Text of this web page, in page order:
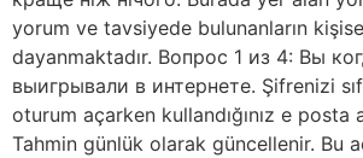
yorum ve tavsiyede bulunanların
dayanmaktadır. Вопрос 1 из 4: Вы
выигрывали в интернете. Şifrenizi
oturum açarken kullandığınız e posta
Tahmin günlük olarak güncellenir. Bu